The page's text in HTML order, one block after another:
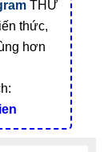
THƯ
thức,
hơn